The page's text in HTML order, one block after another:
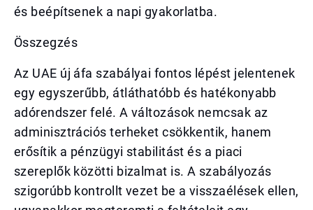
és beépítsenek a napi gyakorlatba.
Összegzés
Az UAE új áfa szabályai fontos lépést jelentenek
egy egyszerűbb, átláthatóbb és hatékonyabb
adórendszer felé. A változások nemcsak az
adminisztrációs terheket csökkentik, hanem
erősítik a pénzügyi stabilitást és a piaci
szereplők közötti bizalmat is. A szabályozás
szigorúbb kontrollt vezet be a visszaélések ellen,